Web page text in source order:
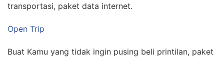
transportasi, paket data internet.
Open Trip
Buat Kamu yang tidak ingin pusing beli printilan, paket